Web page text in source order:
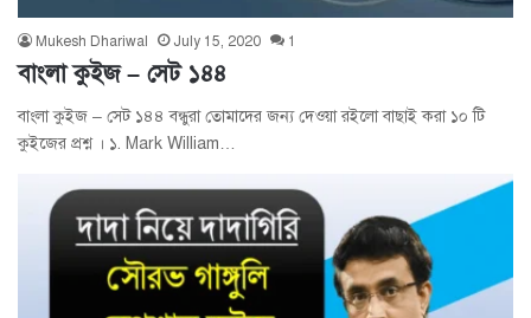
Mukesh Dhariwal July 15, 2020 1
বাংলা কুইজ – সেট ১৪৪
বাংলা কুইজ – সেট ১৪৪ বন্ধুরা তোমাদের জন্য দেওয়া রইলো বাছাই করা ১০ টি
কুইজের প্রশ্ন । ১. Mark William…